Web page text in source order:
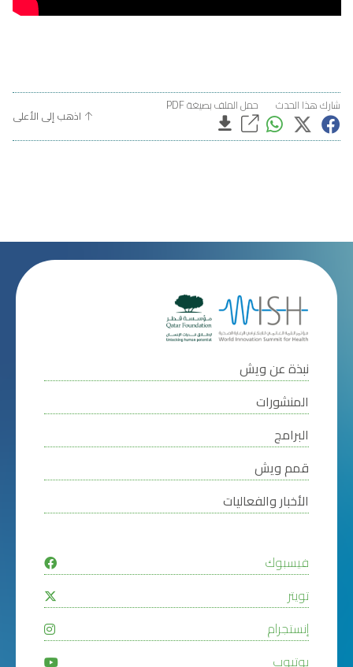
شارك هذا الحدث حمل الملف بصيغة PDF
اذهب إلى الأعلى
نبذة عن ويش
المنشورات
البرامج
قمم ويش
الأخبار والفعاليات
فيسبوك
تويتر
إنستجرام
يوتيوب